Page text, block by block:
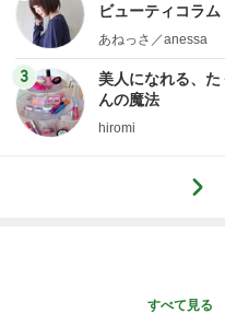
ビューティコラ
little
あねっさ／anessa
3
美人になれる、た
んの魔法
hiromi
すべて見る